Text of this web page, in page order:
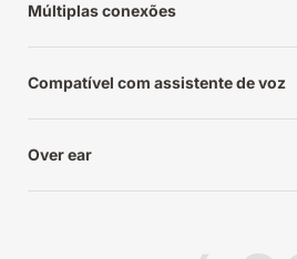
Múltiplas conexões
Compatível com assistente de voz
Over ear